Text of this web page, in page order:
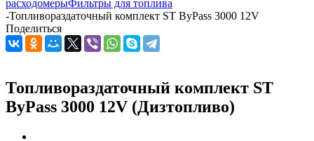
расходомерыФильтры для топлива
-Топливораздаточный комплект ST ByPass 3000 12V
Поделиться
Топливораздаточный комплект ST
ByPass 3000 12V (Дизтопливо)